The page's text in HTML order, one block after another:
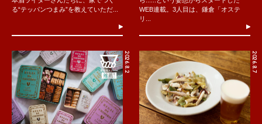
る“テッパンつまみ”を教えていただ...
WEB連載。3人目は、鎌倉「オステ
リ...
2026.8.2 2026.8.7